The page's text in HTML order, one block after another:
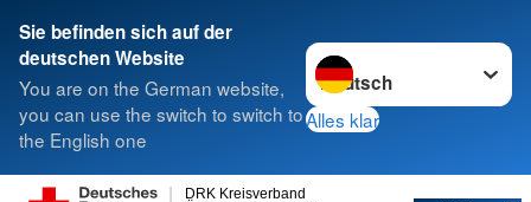
Sie befinden sich auf der
deutschen Website
You are on the German website,
you can use the switch to switch to
the English one
Sprache wechseln zu
Alles klar
DRK Kreisverband
Suche
Kreisverbände